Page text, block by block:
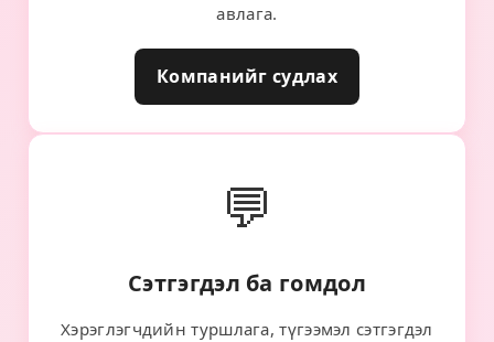
авлага.
Компанийг судлах
💬
Сэтгэгдэл ба гомдол
Хэрэглэгчдийн туршлага, түгээмэл сэтгэгдэл